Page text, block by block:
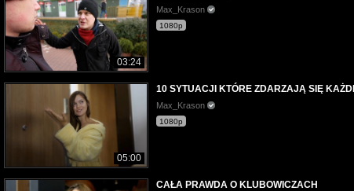
03:24
Max_Krason
1080p
05:00
10 SYTUACJI KTÓRE ZDARZAJĄ SIĘ
Max_Krason
1080p
CAŁA PRAWDA O KLUBOWICZACH